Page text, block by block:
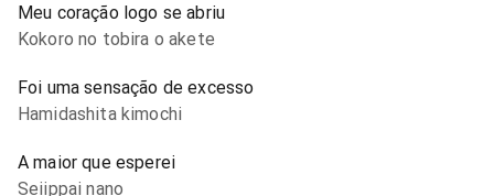
Meu coração logo se abriu
Kokoro no tobira o akete
Foi uma sensação de excesso
Hamidashita kimochi
A maior que esperei
Seiippai nano